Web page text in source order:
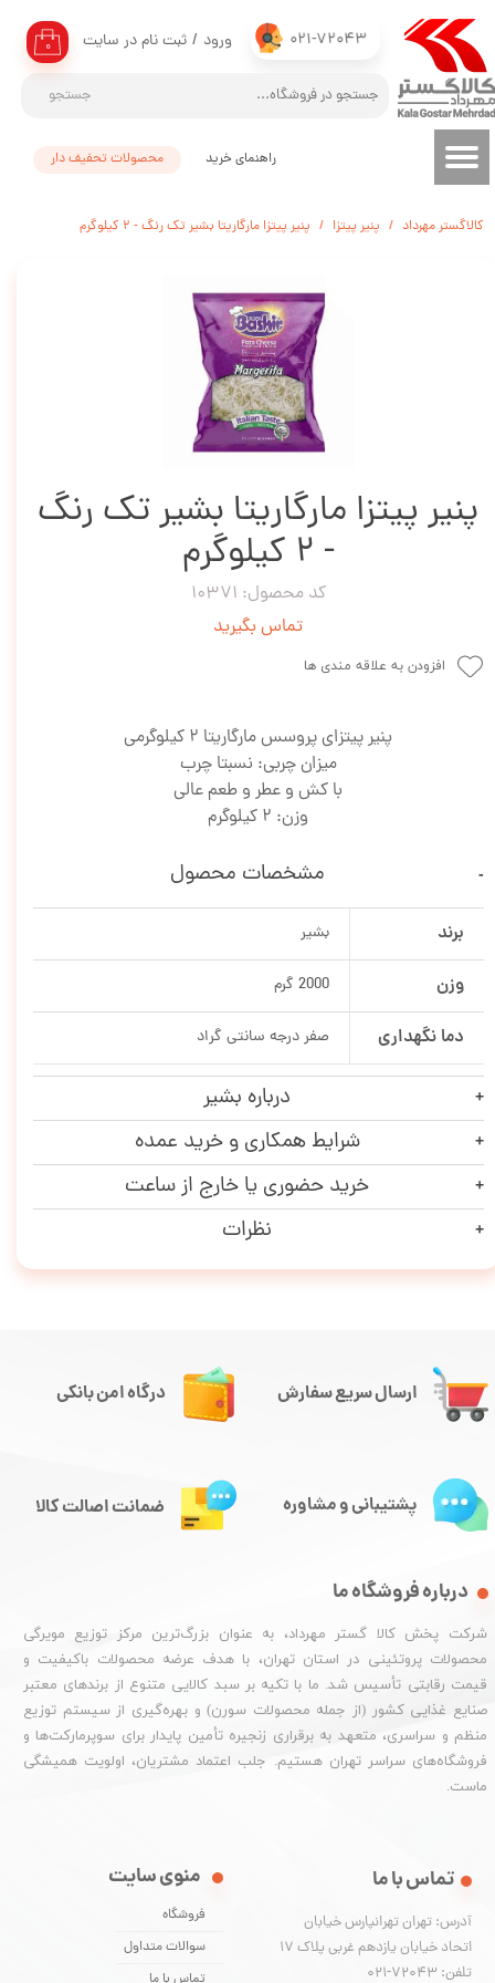
021-72043
جستجو
۰ ورود / ثبت نام در سایت
حساب کاربری من
تغییر گذر واژه
سفارشات
محصولات تحفیف دار راهنمای خرید
کالاگستر مهرداد پنیر پیتزا پنیر پیتزا مارگاریتا بشیر تک رنگ - 2 کیلوگرم
پنیر پیتزا مارگاریتا بشیر تک رنگ
- 2 کیلوگرم
کد محصول: 10371
تماس بگیرید
افزودن به علاقه مندی ها
پنیر پیتزای پروسس مارگاریتا 2 کیلوگرمی
میزان چربی: نسبتا چرب
با کش و عطر و طعم عالی
وزن: 2 کیلوگرم
مشخصات محصول
برند بشیر
وزن 2000 گرم
دما نگهداری صفر درجه سانتی گراد
درباره بشیر
شرایط همکاری و خرید عمده
خرید حضوری یا خارج از ساعت
نظرات
ارسال سریع سفارش
درباره فروشگاه ما
شرکت پخش کالا گستر مهرداد، به عنوان بزرگ‌ترین مرکز توزیع مویرگی
محصولات پروتئینی در استان تهران، با هدف عرضه محصولات باکیفیت و
قیمت رقابتی تأسیس شد. ما با تکیه بر سبد کالایی متنوع از برندهای معتبر
صنایع غذایی کشور (از جمله محصولات سورن) و بهره‌گیری از سیستم توزیع
منظم و سراسری، متعهد به برقراری زنجیره تأمین پایدار برای سوپرمارکت‌ها و
فروشگاه‌های سراسر تهران هستیم. جلب اعتماد مشتریان، اولویت همیشگی
ماست.
منوی سایت
فروشگاه
سوالات متداول
تماس با ما
آدرس: تهران تهرانپارس خیابان
اتحاد خیابان یازدهم غربی پلاک ۱۷
تلفن: 72043-021
درگاه امن بانکی
پشتیبانی و مشاوره ضمانت اصالت کالا